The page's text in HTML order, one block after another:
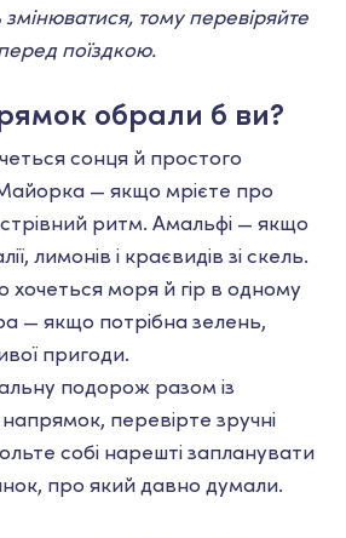
тому перевіряйте
поїздкою.
обрали б ви?
сонця й простого
— якщо мрієте про
ритм. Амальфі — якщо
лимонів і краєвидів зі скель.
хочеться моря й гір в одному
— якщо потрібна зелень,
пригоди.
подорож разом із
перевірте зручні
собі нарешті запланувати
про який давно думали.